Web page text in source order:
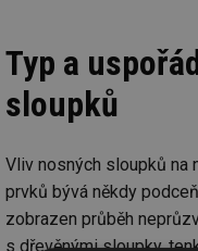
Typ a
sloupků
Vliv nosných sloupků na
prvků bývá někdy
zobrazen průběh
s dřevěnými sloupky,